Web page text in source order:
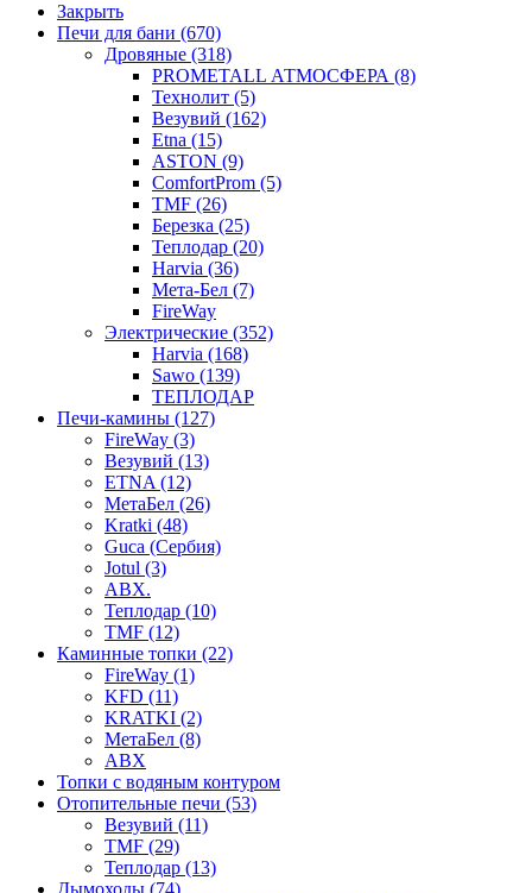
Закрыть
Печи для бани (670)
Дровяные (318)
PROMETALL АТМОСФЕРА (8)
Технолит (5)
Везувий (162)
Etna (15)
ASTON (9)
ComfortProm (5)
TMF (26)
Березка (25)
Теплодар (20)
Harvia (36)
Мета-Бел (7)
FireWay
Электрические (352)
Harvia (168)
Sawo (139)
ТЕПЛОДАР
Печи-камины (127)
FireWay (3)
Везувий (13)
ETNA (12)
МетаБел (26)
Kratki (48)
Guca (Сербия)
Jotul (3)
ABX.
Теплодар (10)
TMF (12)
Каминные топки (22)
FireWay (1)
KFD (11)
KRATKI (2)
МетаБел (8)
ABX
Топки с водяным контуром
Отопительные печи (53)
Везувий (11)
TMF (29)
Теплодар (13)